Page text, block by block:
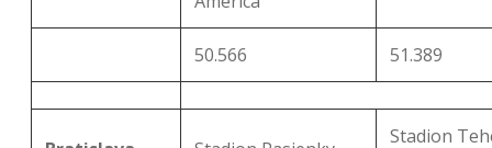
50.566 51.389
Stadion